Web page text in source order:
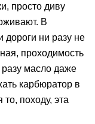
просто диву
В
дороги ни разу не
проходимость
масло даже
карбюратор в
походу, эта